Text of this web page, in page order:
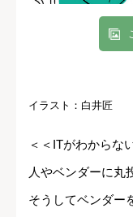
イラスト：白井匠
＜＜ITがわからな
人やベンダーに丸
そうしてベンダー